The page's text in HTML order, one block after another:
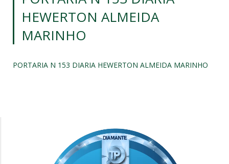
HEWERTON ALMEIDA
MARINHO
PORTARIA N 153 DIARIA HEWERTON ALMEIDA MARINHO